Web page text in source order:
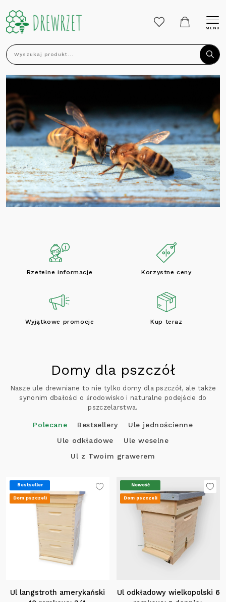
Wyszukaj produkt...
MENU
Rzetelne informacje Korzystne ceny
Wyjątkowe promocje Kup teraz
Domy dla pszczół
Nasze ule drewniane to nie tylko domy dla pszczół, ale także
synonim dbałości o środowisko i naturalne podejście do
pszczelarstwa.
Polecane Bestsellery
Ule jednościenne
Ule odkładowe
Ule weselne
Ul z Twoim grawerem
Bestseller
Dom pszczeli
Ul langstroth amerykański
Nowość
Dom pszczeli
Ul odkładowy wielkopolski 6